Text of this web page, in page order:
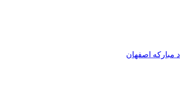
مبارکه اصفهان